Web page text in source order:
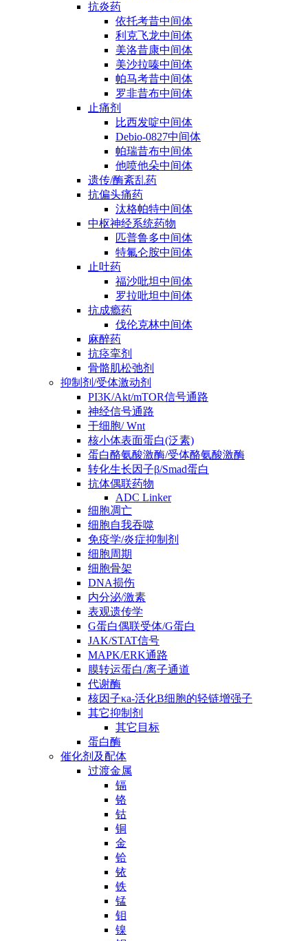
抗炎药
依托考昔中间体
利克飞龙中间体
美洛昔康中间体
美沙拉嗪中间体
帕马考昔中间体
罗非昔布中间体
止痛剂
比西发啶中间体
Debio-0827中间体
帕瑞昔布中间体
他喷他朵中间体
遗传/酶紊乱药
抗偏头痛药
汰格帕特中间体
中枢神经系统药物
匹普鲁多中间体
特氟仑胺中间体
止吐药
福沙吡坦中间体
罗拉吡坦中间体
抗成瘾药
伐伦克林中间体
麻醉药
抗痉挛剂
骨骼肌松弛剂
抑制剂/受体激动剂
PI3K/Akt/mTOR信号通路
神经信号通路
干细胞/ Wnt
核小体表面蛋白(泛素)
蛋白酪氨酸激酶/受体酪氨酸激酶
转化生长因子β/Smad蛋白
抗体偶联药物
ADC Linker
细胞凋亡
细胞自我吞噬
免疫学/炎症抑制剂
细胞周期
细胞骨架
DNA损伤
内分泌/激素
表观遗传学
G蛋白偶联受体/G蛋白
JAK/STAT信号
MAPK/ERK通路
膜转运蛋白/离子通道
代谢酶
核因子κa-活化B细胞的轻链增强子
其它抑制剂
其它目标
蛋白酶
催化剂及配体
过渡金属
镉
铬
钴
铜
金
铪
铱
铁
锰
钼
镍